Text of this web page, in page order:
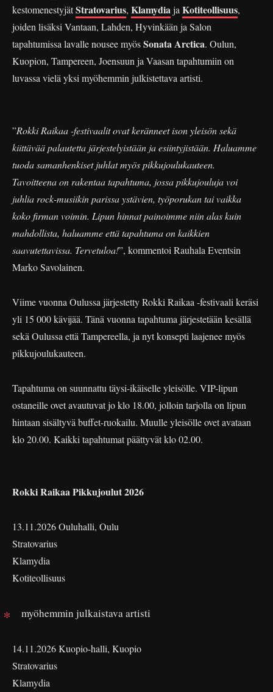
kestomenestyjätStratovarius, Klamydiaja Kotiteollisuus,
joiden lisäksi Vantaan, Lahden, Hyvinkään ja Salon
tapahtumissa lavalle nousee myösSonata Arctica. Oulun,
Kuopion, Tampereen, Joensuun ja Vaasan tapahtumiin on
luvassa vielä yksi myöhemmin julkistettava artisti.
”Rokki Raikaa -festivaalit ovat keränneet ison yleisön sekä
kiittävää palautetta järjestelyistään ja esiintyjistään. Haluamme
tuoda samanhenkiset juhlat myös pikkujoulukauteen.
Tavoitteena on rakentaa tapahtuma, jossa pikkujouluja voi
juhlia rock-musiikin parissa ystävien, työporukan tai vaikka
koko firman voimin. Lipun hinnat painoimme niin alas kuin
mahdollista, haluamme että tapahtuma on kaikkien
saavutettavissa. Tervetuloa!”, kommentoi Rauhala Eventsin
Marko Savolainen.
Viime vuonna Oulussa järjestetty Rokki Raikaa -festivaali keräsi
yli 15 000 kävijää. Tänä vuonna tapahtuma järjestetään kesällä
sekä Oulussa että Tampereella, ja nyt konsepti laajenee myös
pikkujoulukauteen.
Tapahtuma on suunnattu täysi-ikäiselle yleisölle. VIP-lipun
ostaneille ovet avautuvat jo klo 18.00, jolloin tarjolla on lipun
hintaan sisältyvä buffet-ruokailu. Muulle yleisölle ovet avataan
klo 20.00. Kaikki tapahtumat päättyvät klo 02.00.
Rokki Raikaa Pikkujoulut 2026
13.11.2026 Ouluhalli, Oulu
Stratovarius
Klamydia
Kotiteollisuus
myöhemmin julkaistava artisti
14.11.2026 Kuopio-halli, Kuopio
Stratovarius
Klamydia